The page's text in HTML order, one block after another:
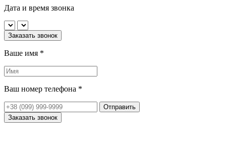
Дата и время звонка
Заказать звонок
Ваше имя *
Ваш номер телефона *
Отправить
Заказать звонок